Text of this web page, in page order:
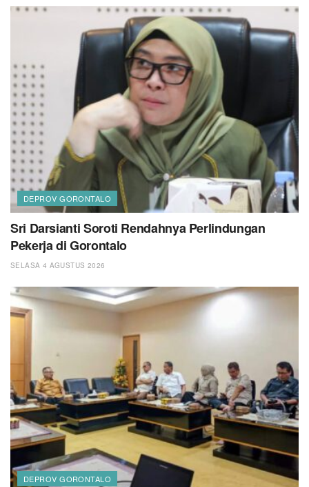
DEPROV GORONTALO
Sri Darsianti Soroti Rendahnya Perlindungan
Pekerja di Gorontalo
SELASA 4 AGUSTUS 2026
DEPROV GORONTALO